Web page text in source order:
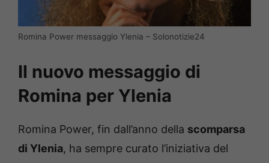
Romina Power messaggio Ylenia – Solonotizie24
Il nuovo messaggio di
Romina per Ylenia
Romina Power, fin dall’anno della scomparsa
di Ylenia, ha sempre curato l’iniziativa del